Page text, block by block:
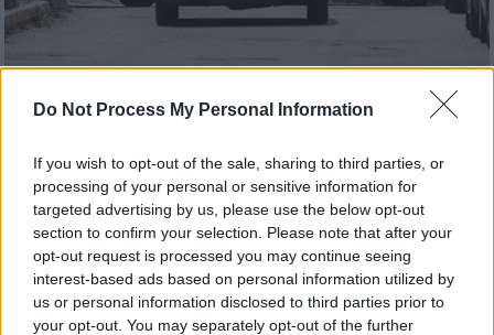
Do Not Process My Personal Information
If you wish to opt-out of the sale, sharing to third parties, or
processing of your personal or sensitive information for
targeted advertising by us, please use the below opt-out
section to confirm your selection. Please note that after your
opt-out request is processed you may continue seeing
interest-based ads based on personal information utilized by
us or personal information disclosed to third parties prior to
your opt-out. You may separately opt-out of the further
11.06.2025 22:10
Πετρούπολη: Τραγελαφική εξέλιξη με
τον ξυλοδαρμό της 46χρονης - Η
αστυνομία συνέλαβε λάθος άνθρωπο
Ο 39χρονος είχε το ίδιο όνομα, επίθετο και
πατρώνυμο με τον δράστη της επίθεσης και
οι άνθρωποι της αστυνομίας μπερδεύτηκαν